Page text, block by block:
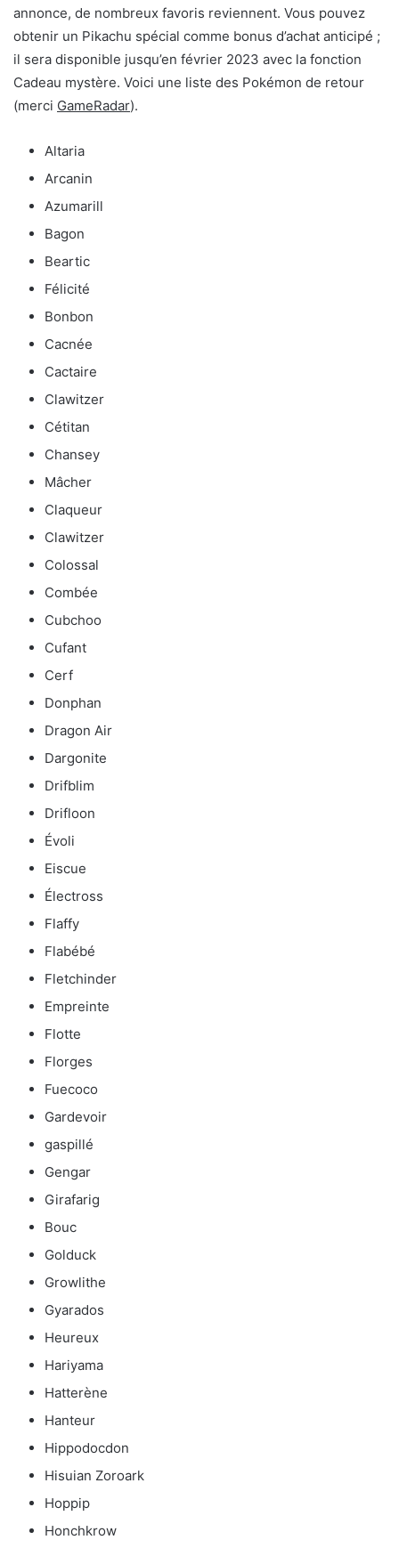
annonce, de nombreux favoris reviennent. Vous pouvez
obtenir un Pikachu spécial comme bonus d’achat anticipé ;
il sera disponible jusqu’en février 2023 avec la fonction
Cadeau mystère. Voici une liste des Pokémon de retour
(merci GameRadar).
Altaria
Arcanin
Azumarill
Bagon
Beartic
Félicité
Bonbon
Cacnée
Cactaire
Clawitzer
Cétitan
Chansey
Mâcher
Claqueur
Clawitzer
Colossal
Combée
Cubchoo
Cufant
Cerf
Donphan
Dragon Air
Dargonite
Drifblim
Drifloon
Évoli
Eiscue
Électross
Flaffy
Flabébé
Fletchinder
Empreinte
Flotte
Florges
Fuecoco
Gardevoir
gaspillé
Gengar
Girafarig
Bouc
Golduck
Growlithe
Gyarados
Heureux
Hariyama
Hatterène
Hanteur
Hippodocdon
Hisuian Zoroark
Hoppip
Honchkrow